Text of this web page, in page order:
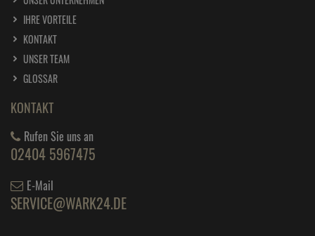
IHRE VORTEILE
KONTAKT
UNSER TEAM
GLOSSAR
KONTAKT
Rufen Sie uns an
02404 5967475
E-Mail
SERVICE@WARK24.DE